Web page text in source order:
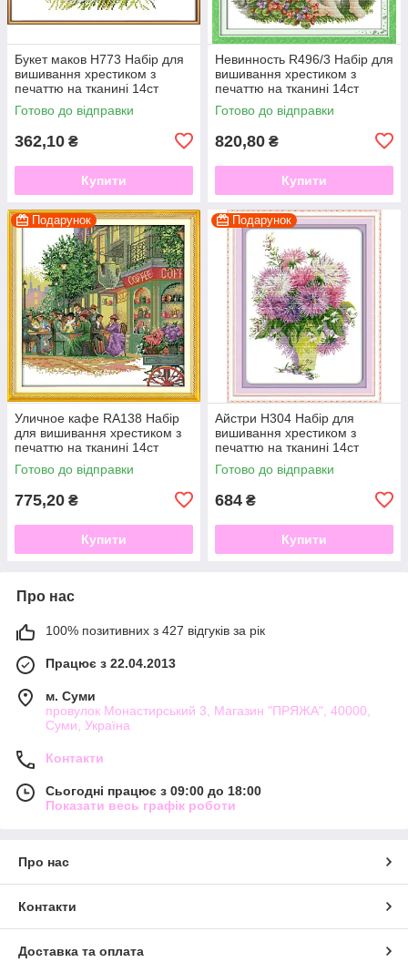
Букет маков H773 Набір для
вишивання хрестиком з
печаттю на тканині 14ст
Готово до відправки
362,10 ₴
Купити
Невинность R496/3 Набір для
вишивання хрестиком з
печаттю на тканині 14ст
Готово до відправки
820,80 ₴
Купити
Подарунок
Уличное кафе RA138 Набір
для вишивання хрестиком з
печаттю на тканині 14ст
Готово до відправки
775,20 ₴
Купити
Подарунок
Айстри H304 Набір для
вишивання хрестиком з
печаттю на тканині 14ст
Готово до відправки
684 ₴
Купити
Про нас
100% позитивних з 427 відгуків за рік
Працює з 22.04.2013
м. Суми
провулок Монастирський 3, Магазин "ПРЯЖА", 40000,
Суми, Україна
Контакти
Сьогодні працює з 09:00 до 18:00
Показати весь графік роботи
Про нас
Контакти
Доставка та оплата